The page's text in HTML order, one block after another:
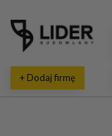
+ Dodaj firmę